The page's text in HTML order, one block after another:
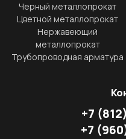
Черный металлопрокат
Цветной металлопрокат
Нержавеющий
металлопрокат
Трубопроводная арматура
+7 (812)
+7